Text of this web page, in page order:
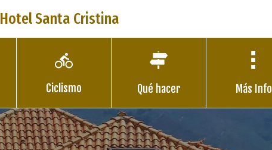
Hotel Santa Cristina
Ciclismo Qué hacer Más Info